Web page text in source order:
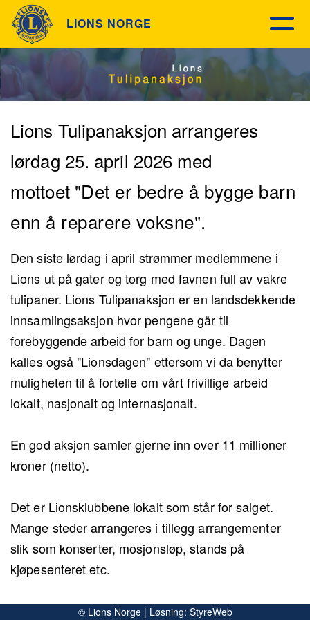
LIONS NORGE
Lions Tulipanaksjon arrangeres
lørdag 25. april 2026 med
mottoet "Det er bedre å bygge barn
enn å reparere voksne".
Den siste lørdag i april strømmer medlemmene i
Lions ut på gater og torg med favnen full av vakre
tulipaner. Lions Tulipanaksjon er en landsdekkende
innsamlingsaksjon hvor pengene går til
forebyggende arbeid for barn og unge. Dagen
kalles også "Lionsdagen" ettersom vi da benytter
muligheten til å fortelle om vårt frivillige arbeid
lokalt, nasjonalt og internasjonalt.
En god aksjon samler gjerne inn over 11 millioner
kroner (netto).
Det er Lionsklubbene lokalt som står for salget.
Mange steder arrangeres i tillegg arrangementer
slik som konserter, mosjonsløp, stands på
kjøpesenteret etc.
Mange bedrifter viser sitt samfunnsansvar gjennom
© Lions Norge | Løsning: StyreWeb